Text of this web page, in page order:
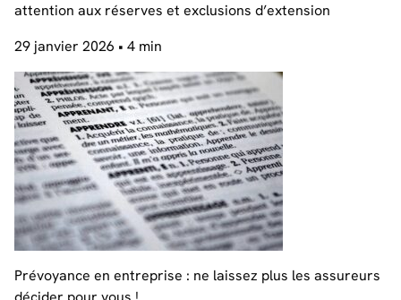
attention aux réserves et exclusions d’extension
29 janvier 2026 • 4 min
Prévoyance en entreprise : ne laissez plus les assureurs